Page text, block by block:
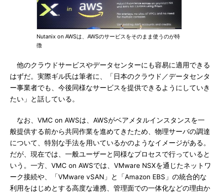
Nutanix on AWSは、AWSのサービスをそのまま使うのが特
徴
他のクラウドサービスやデータセンターにも容易に適用できる
はずだ。実際ギル氏は筆者に、「日本のクラウド／データセンタ
ー事業者でも、今後同様なサービスを提供できるようにしていき
たい」と話している。
なお、VMC on AWSは、AWSがベアメタルインスタンスを一
般提供する前から共同作業を進めてきたため、物理サーバの調達
について、特別な手法を用いているかのようなイメージがある。
だが、現在では、一般ユーザーと同様なプロセスで行っていると
いう。一方、VMC on AWSでは、VMware NSXを通じたネットワ
ーク接続や、「VMware vSAN」と「Amazon EBS」の統合的な
利用をはじめとする高度な連携、管理面での一体化などの理由か